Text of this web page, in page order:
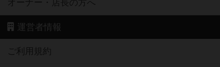
オーナー・店長の方へ
運営者情報
ご利用規約